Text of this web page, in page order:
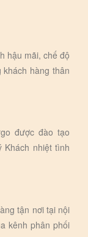
hậu mãi, chế độ
hàng thân
được đào tạo
Khách nhiệt tình
tận nơi tại nội
kênh phân phối